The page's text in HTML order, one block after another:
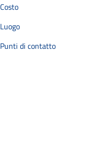
Costo
Luogo
Punti di contatto